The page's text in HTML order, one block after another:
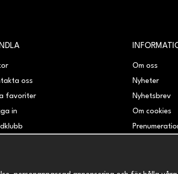
oss
favoriter
in
Om oss
Nyheter
Nyhetsbrev
Om cookies